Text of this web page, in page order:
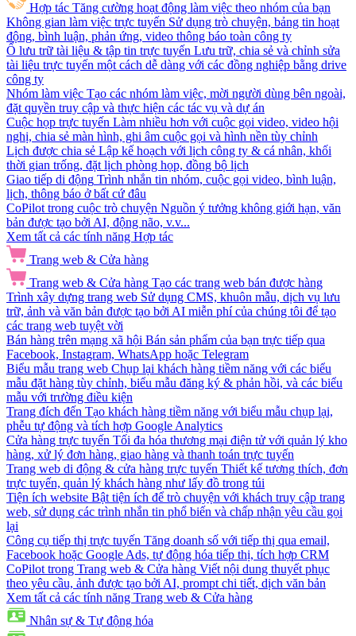
Hợp tác Tăng cường hoạt động làm việc theo nhóm của bạn
Không gian làm việc trực tuyến Sử dụng trò chuyện, bảng tin hoạt
động, bình luận, phản ứng, video thông báo toàn công ty
Ổ lưu trữ tài liệu & tập tin trực tuyến Lưu trữ, chia sẻ và chỉnh sửa
tài liệu trực tuyến một cách dễ dàng với các đồng nghiệp bằng drive
công ty
Nhóm làm việc Tạo các nhóm làm việc, mời người dùng bên ngoài,
đặt quyền truy cập và thực hiện các tác vụ và dự án
Cuộc họp trực tuyến Làm nhiều hơn với cuộc gọi video, video hội
nghị, chia sẻ màn hình, ghi âm cuộc gọi và hình nền tùy chỉnh
Lịch được chia sẻ Lập kế hoạch với lịch công ty & cá nhân, khối
thời gian trống, đặt lịch phòng họp, đồng bộ lịch
Giao tiếp di động Trình nhắn tin nhóm, cuộc gọi video, bình luận,
lịch, thông báo ở bất cứ đâu
CoPilot trong cuộc trò chuyện Nguồn ý tưởng không giới hạn, văn
bản được tạo bởi AI, động não, v.v...
Xem tất cả các tính năng Hợp tác
Trang web & Cửa hàng
Trang web & Cửa hàng Tạo các trang web bán được hàng
Trình xây dựng trang web Sử dụng CMS, khuôn mẫu, dịch vụ lưu
trữ, ảnh và văn bản được tạo bởi AI miễn phí của chúng tôi để tạo
các trang web tuyệt vời
Bán hàng trên mạng xã hội Bán sản phẩm của bạn trực tiếp qua
Facebook, Instagram, WhatsApp hoặc Telegram
Biểu mẫu trang web Chụp lại khách hàng tiềm năng với các biểu
mẫu đặt hàng tùy chỉnh, biểu mẫu đăng ký & phản hồi, và các biểu
mẫu với trường điều kiện
Trang đích đến Tạo khách hàng tiềm năng với biểu mẫu chụp lại,
phễu tự động và tích hợp Google Analytics
Cửa hàng trực tuyến Tối đa hóa thương mại điện tử với quản lý kho
hàng, xử lý đơn hàng, giao hàng và thanh toán trực tuyến
Trang web di động & cửa hàng trực tuyến Thiết kế tương thích, đơn
trực tuyến, quản lý khách hàng như lấy đồ trong túi
Tiện ích website Bật tiện ích để trò chuyện với khách truy cập trang
web, sử dụng các trình nhắn tin phổ biến và chấp nhận yêu cầu gọi
lại
Công cụ tiếp thị trực tuyến Tăng doanh số với tiếp thị qua email,
Facebook hoặc Google Ads, tự động hóa tiếp thị, tích hợp CRM
CoPilot trong Trang web & Cửa hàng Viết nội dung thuyết phục
theo yêu cầu, ảnh được tạo bởi AI, prompt chi tiết, dịch văn bản
Xem tất cả các tính năng Trang web & Cửa hàng
Nhân sự & Tự động hóa